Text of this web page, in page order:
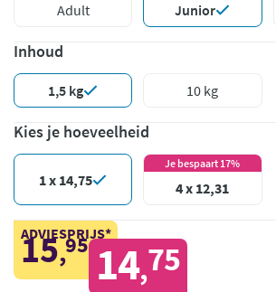
Adult Junior
Inhoud
1,5 kg 10 kg
Kies je hoeveelheid
1 x 14,75
Je bespaart 17%
4 x 12,31
ADVIESPRIJS*
15,95 14,75